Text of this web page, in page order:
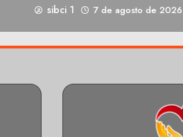
sibci 1 7 de agosto de 2026